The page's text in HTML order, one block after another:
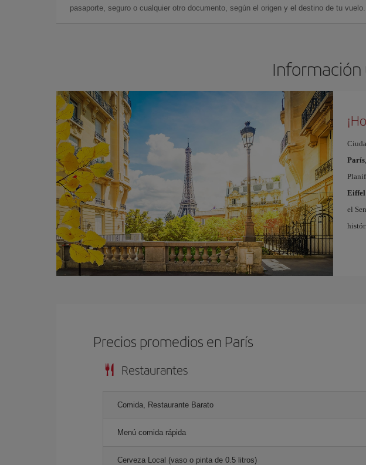
pasaporte, seguro o cualquier otro documento, según el origen y el destino de tu vuelo.
Información
París
Eiffel
el
Precios promedios en París
Restaurantes
Comida, Restaurante Barato
Menú comida rápida
Cerveza Local (vaso o pinta de 0.5 litros)